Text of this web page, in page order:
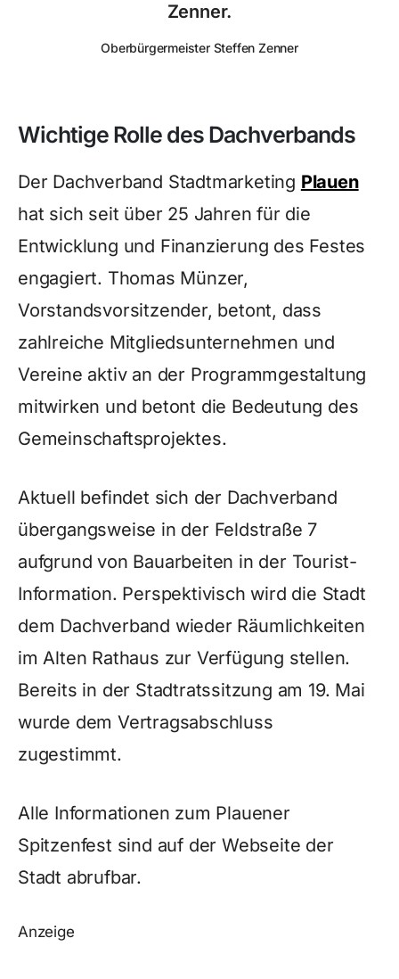
Zenner.
Oberbürgermeister Steffen Zenner
Wichtige Rolle des Dachverbands
Der Dachverband Stadtmarketing Plauen
hat sich seit über 25 Jahren für die
Entwicklung und Finanzierung des Festes
engagiert. Thomas Münzer,
Vorstandsvorsitzender, betont, dass
zahlreiche Mitgliedsunternehmen und
Vereine aktiv an der Programmgestaltung
mitwirken und betont die Bedeutung des
Gemeinschaftsprojektes.
Aktuell befindet sich der Dachverband
übergangsweise in der Feldstraße 7
aufgrund von Bauarbeiten in der Tourist-
Information. Perspektivisch wird die Stadt
dem Dachverband wieder Räumlichkeiten
im Alten Rathaus zur Verfügung stellen.
Bereits in der Stadtratssitzung am 19. Mai
wurde dem Vertragsabschluss
zugestimmt.
Alle Informationen zum Plauener
Spitzenfest sind auf der Webseite der
Stadt abrufbar.
Anzeige